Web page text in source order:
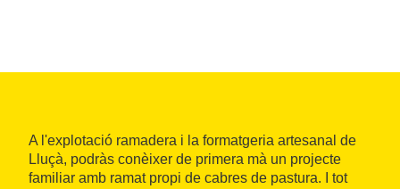
A l'explotació ramadera i la formatgeria artesanal de
Lluçà, podràs conèixer de primera mà un projecte
familiar amb ramat propi de cabres de pastura. I tot